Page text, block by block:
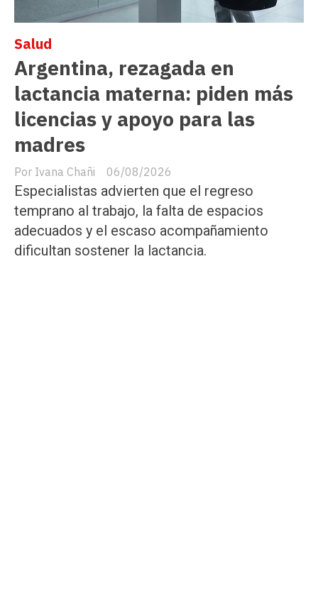
Argentina, rezagada en
lactancia materna: piden más
licencias y apoyo para las
madres
Ivana Chañi
Salud
06/08/2026
Especialistas advierten que el regreso
temprano al trabajo, la falta de espacios
adecuados y el escaso acompañamiento
dificultan sostener la lactancia.